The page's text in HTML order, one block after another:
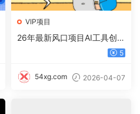
VIP项目
26年最新风口项目AI工具创作
写小说，轻松实现日入1000+
5
54xg.com 2026-04-07